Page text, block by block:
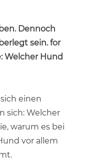
Dennoch
sein.for
Welcher Hund
einen
sich: Welcher
warum es bei
vor allem